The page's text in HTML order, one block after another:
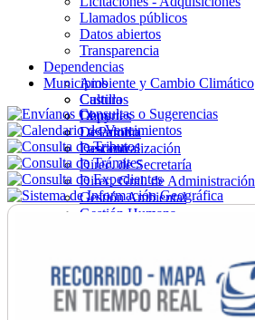
Llamados públicos
Datos abiertos
Transparencia
Dependencias
Ambiente y Cambio Climático
Cultura
Deportes
Desarrollo
Descentralización
Direc. de Secretaría
Direc. Gral. de Administración
Gestión Ambiental
Gestión Humana
Ordenamiento
Promoción Social
Salud
Secretaría General
Municipios
Castillos
Chuy
La Paloma
Lascano